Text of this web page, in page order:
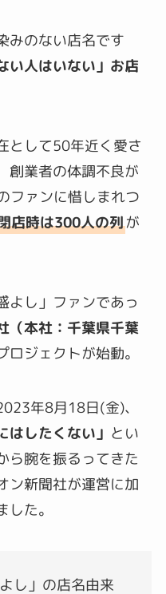
みのない店名です
い人はいない」お店
として50年近く愛さ
創業者の体調不良が
ファンに惜しまれつ
店時は300人の列が
よし」ファンであっ
（本社：千葉県千葉
ジェクトが始動。
年8月18日(金)、
はしたくない」 とい
ら腕を振るってきた
ン新聞社が運営に加
した。
し」の店名由来